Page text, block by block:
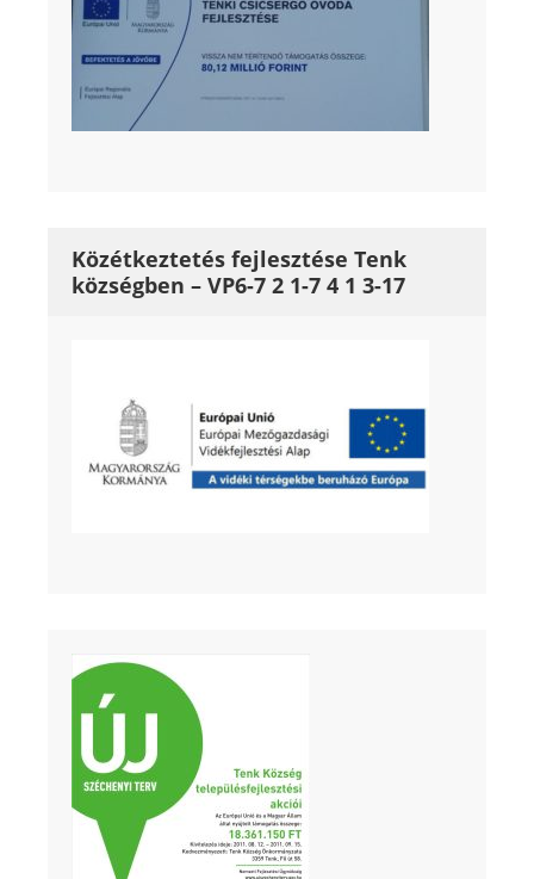
Közétkeztetés fejlesztése Tenk
községben – VP6-7 2 1-7 4 1 3-17